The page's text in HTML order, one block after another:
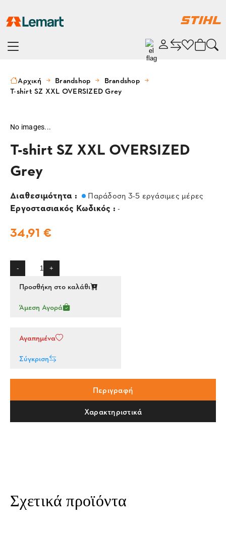
Αρχική Brandshop
Brandshop
T-shirt SZ XXL OVERSIZED Grey
No images...
T-shirt SZ XXL OVERSIZED
Grey
Διαθεσιμότητα : Παράδοση 3-5 εργάσιμες μέρες
Εργοστασιακός Κωδικός : -
34,91 €
- +
Προσθήκη στο καλάθι
Άμεση Αγορά
Αγαπημένα
Σύγκριση
Περιγραφή
Χαρακτηριστικά
Σχετικά προϊόντα